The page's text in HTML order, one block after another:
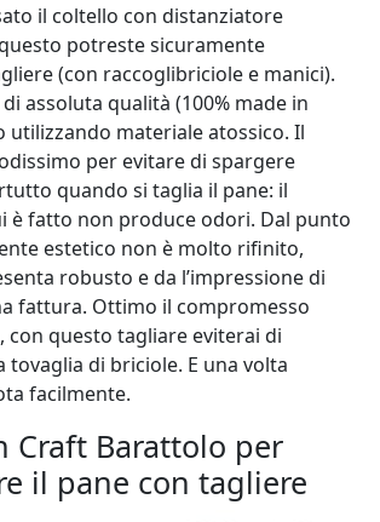
il coltello con distanziatore
potreste sicuramente
(con raccoglibriciole e manici).
assoluta qualità (100% made in
utilizzando materiale atossico. Il
per evitare di spargere
quando si taglia il pane: il
è fatto non produce odori. Dal punto
estetico non è molto rifinito,
robusto e da l’impressione di
fattura. Ottimo il compromesso
con questo tagliare eviterai di
tovaglia di briciole. E una volta
facilmente.
Craft Barattolo per
il pane con tagliere